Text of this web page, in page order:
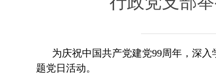
为庆祝中国共产党建党99周年，深
题党日活动。